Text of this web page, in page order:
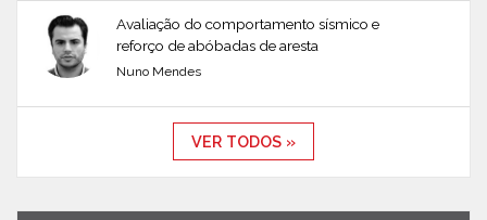
Avaliação do comportamento sísmico e
reforço de abóbadas de aresta
Nuno Mendes
VER TODOS »